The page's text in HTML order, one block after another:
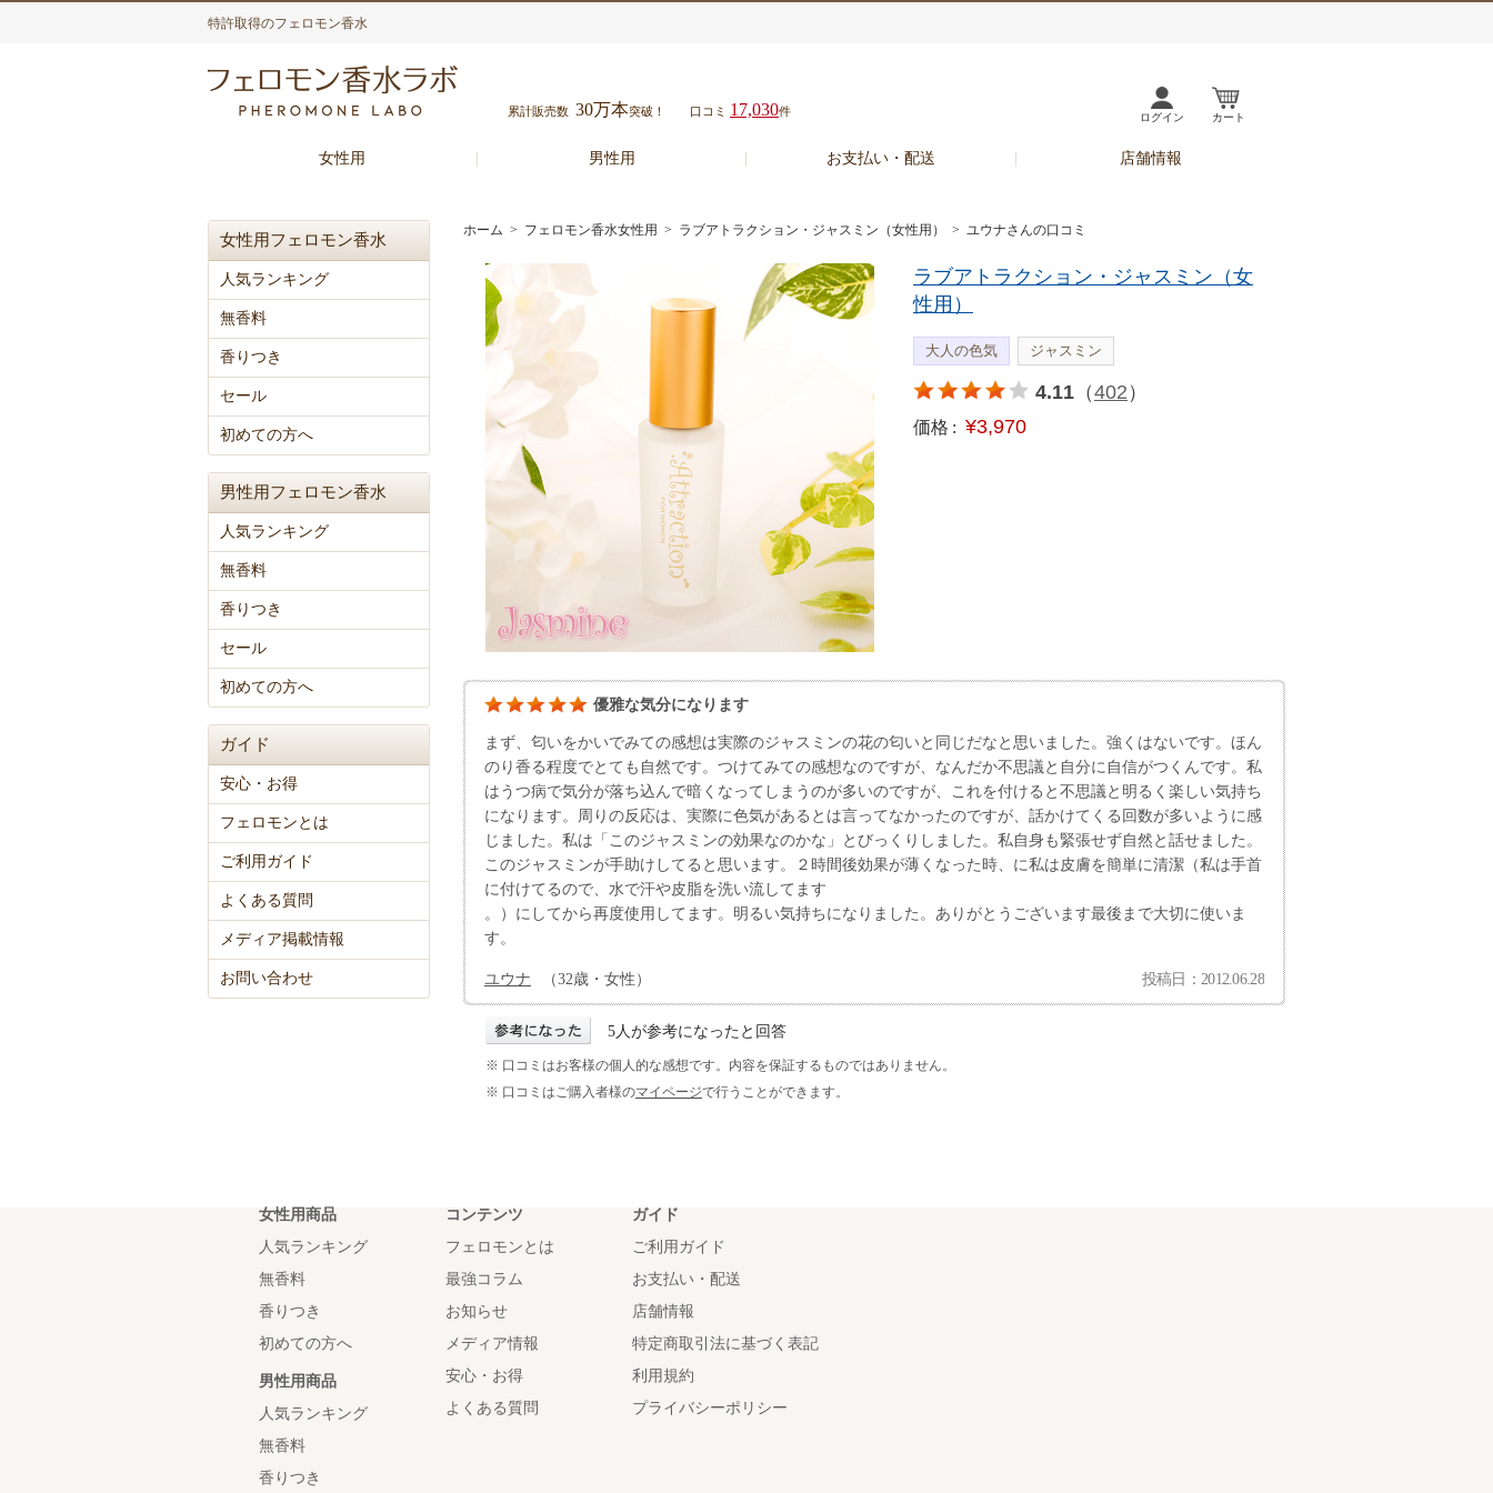
特許取得のフェロモン香水
累計販売数 30万本突破！ 口コミ 17,030件 ログイン カート
女性用 男性用 お支払い・配送 店舗情報
ホーム > フェロモン香水女性用 > ラブアトラクション・ジャスミン（女性用） > ユウナさんの口コミ
ラブアトラクション・ジャスミン（女
性用）
大人の色気 ジャスミン
4.11 （402 ）
価格 : ¥3,970
優雅な気分になります
まず、匂いをかいでみての感想は実際のジャスミンの花の匂いと同じだなと思いました。強くはないです。ほん
のり香る程度でとても自然です。つけてみての感想なのですが、なんだか不思議と自分に自信がつくんです。私
はうつ病で気分が落ち込んで暗くなってしまうのが多いのですが、これを付けると不思議と明るく楽しい気持ち
になります。周りの反応は、実際に色気があるとは言ってなかったのですが、話かけてくる回数が多いように感
じました。私は「このジャスミンの効果なのかな」とびっくりしました。私自身も緊張せず自然と話せました。
このジャスミンが手助けしてると思います。２時間後効果が薄くなった時、に私は皮膚を簡単に清潔（私は手首
に付けてるので、水で汗や皮脂を洗い流してます
。）にしてから再度使用してます。明るい気持ちになりました。ありがとうございます最後まで大切に使いま
す。
ユウナ （32歳・女性） 投稿日：2012.06.28
5人が参考になったと回答
※ 口コミはお客様の個人的な感想です。内容を保証するものではありません。
※ 口コミはご購入者様のマイページで行うことができます。
女性用フェロモン香水
人気ランキング
無香料
香りつき
セール
初めての方へ
男性用フェロモン香水
人気ランキング
無香料
香りつき
セール
初めての方へ
ガイド
安心・お得
フェロモンとは
ご利用ガイド
よくある質問
メディア掲載情報
お問い合わせ
女性用商品
人気ランキング
無香料
香りつき
初めての方へ
男性用商品
人気ランキング
無香料
香りつき
コンテンツ
フェロモンとは
最強コラム
お知らせ
メディア情報
安心・お得
よくある質問
ガイド
ご利用ガイド
お支払い・配送
店舗情報
特定商取引法に基づく表記
利用規約
プライバシーポリシー